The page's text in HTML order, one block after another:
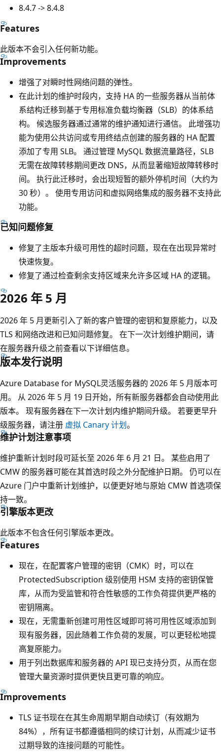
8.4.7 -> 8.4.8
Features
此版本不会引入任何新功能。
Improvements
增强了对瞬时性网络问题的弹性。
在此计划的维护时段内，支持 HA 的一些服务器从当前体
系结构迁移到基于专用标准负载均衡器（SLB）的体系结
构。 候选服务器通过通常的维护通知进行通信。 此增强功
能为使用公共访问或专用终结点创建的服务器的 HA 配置
添加了专用 SLB。 通过管理 MySQL 数据流量路径，SLB
无需在故障转移期间更改 DNS，从而显著缩短故障转移时
间。 执行此迁移时，会出现短暂的额外停机时间（大约为
30 秒）。 使用专用访问和虚拟网络集成的服务器不支持此
功能。
已知问题修复
修复了主版本升级可用性的超时问题，现在在出现异常时
快速恢复。
修复了通过检查剩余支持区域来允许多区域 HA 的逻辑。
2026 年 5 月
2026 年 5 月更新引入了新的客户管理的密钥和复原能力，以及
TLS 和网络改进和已知问题修复。 在下一次计划维护期间，请
在服务器升级之前查看以下详细信息。
版本发行说明
Azure Database for MySQL灵活服务器的 2026 年 5 月版本可
用。 从 2026 年 5 月 19 日开始，所有新服务器都会自动使用此
版本。 现有服务器在下一次计划内维护期间升级。 若要更早升
级服务器，请注册 虚拟 Canary 计划。
维护计划注意事项
维护重新计划时段可延长至 2026 年 6 月 21 日。 某些启用了
CMW 的服务器可能在其首选时段之外分配维护日期。 仍可以在
Azure 门户中重新计划维护，以便更好地与原始 CMW 首选项保
持一致。
引擎版本更改
此版本不包含任何引擎版本更改。
Features
现在，在配置客户管理的密钥（CMK）时，可以在
ProtectedSubscription 级别使用 HSM 支持的密钥保管
库，从而为受监管和符合性敏感的工作负荷提供更严格的
密钥隔离。
现在，无需重新创建可用性区域即可将可用性区域添加到
现有服务器，因此随着工作负荷的发展，可以更轻松地提
高复原能力。
用于列出数据库和服务器的 API 现已支持分页，从而在您
管理大量资源时提供更快且更可靠的响应。
Improvements
TLS 证书现在在其生命周期早期自动续订（有效期为
84%），所有证书都遵循相同的续订计划，从而减少证书
过期导致的连接问题的可能性。